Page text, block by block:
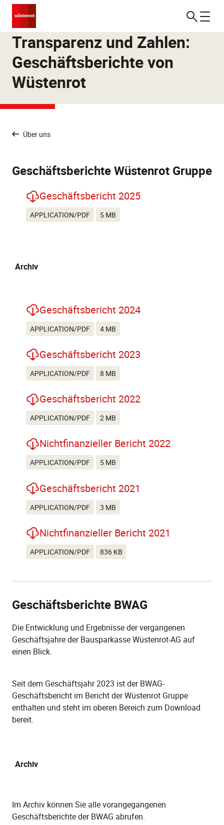
Transparenz und Zahlen:
Geschäftsberichte von
Wüstenrot
Über uns
Geschäftsberichte Wüstenrot Gruppe
Geschäftsbericht 2025
APPLICATION/PDF 5 MB
Archiv
Geschäftsbericht 2024
APPLICATION/PDF 4 MB
Geschäftsbericht 2023
APPLICATION/PDF 8 MB
Geschäftsbericht 2022
APPLICATION/PDF 2 MB
Nichtfinanzieller Bericht 2022
APPLICATION/PDF 5 MB
Geschäftsbericht 2021
APPLICATION/PDF 3 MB
Nichtfinanzieller Bericht 2021
APPLICATION/PDF 836 KB
Geschäftsberichte BWAG
Die Entwicklung und Ergebnisse der vergangenen
Geschäftsjahre der Bausparkasse Wüstenrot-AG auf
einen Blick.
Seit dem Geschäftsjahr 2023 ist der BWAG-
Geschäftsbericht im Bericht der Wüstenrot Gruppe
enthalten und steht im oberen Bereich zum Download
bereit.
Archiv
Im Archiv können Sie alle vorangegangenen
Geschäftsberichte der BWAG abrufen.